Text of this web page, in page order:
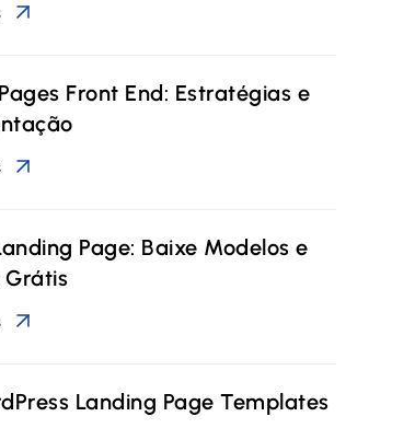
Front End: Estratégias e
Page: Baixe Modelos e
Landing Page Templates